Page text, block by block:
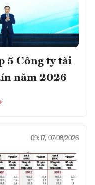
5 Công ty tài
năm 2026
09:17, 07/08/2026